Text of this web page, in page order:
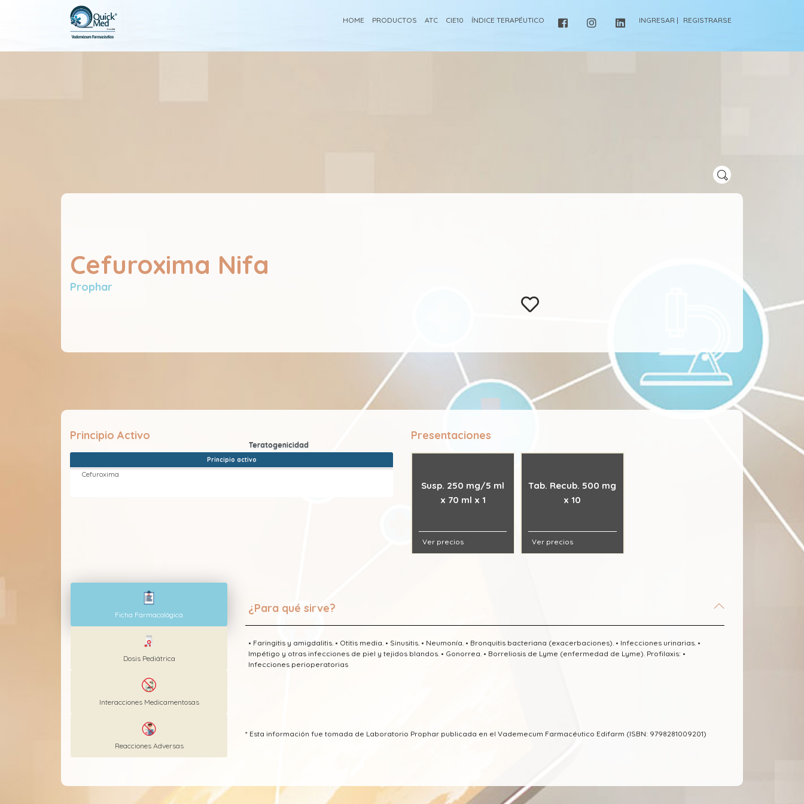
HOME PRODUCTOS ATC CIE10 ÍNDICE TERAPÉUTICO INGRESAR | REGISTRARSE
Cefuroxima Nifa
Prophar
Principio Activo
Principio activo
Cefuroxima
Presentaciones
Susp. 250 mg/5 ml
x 70 ml x 1
Ver precios
Tab. Recub. 500 mg
x 10
Ver precios
Ficha Farmacológica
Dosis Pediátrica
Interacciones Medicamentosas
Reacciones Adversas
¿Para qué sirve?
• Faringitis y amigdalitis. • Otitis media. • Sinusitis. • Neumonía. • Bronquitis bacteriana (exacerbaciones). • Infecciones urinarias. •
Impétigo y otras infecciones de piel y tejidos blandos. • Gonorrea. • Borreliosis de Lyme (enfermedad de Lyme). Profilaxis: •
Infecciones perioperatorias
* Esta información fue tomada de Laboratorio Prophar publicada en el Vademecum Farmacéutico Edifarm (ISBN: 9798281009201)